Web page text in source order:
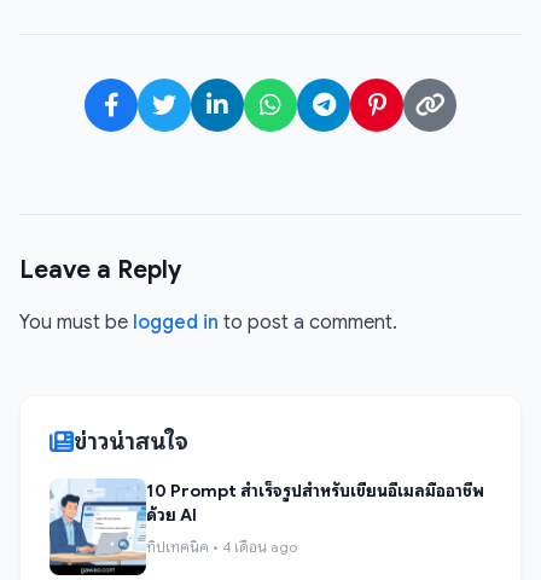
Leave a Reply
You must be logged in to post a comment.
ข่าวน่าสนใจ
10 Prompt สำเร็จรูปสำหรับเขียนอีเมลมืออาชีพ
ด้วย AI
ทิปเทคนิค • 4 เดือน ago